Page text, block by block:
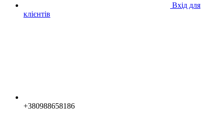
Вхід для
клієнтів
+380988658186